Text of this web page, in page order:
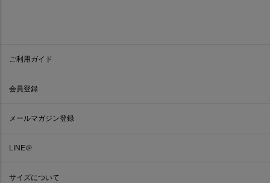
ご利用ガイド
会員登録
メールマガジン登録
LINE＠
サイズについて